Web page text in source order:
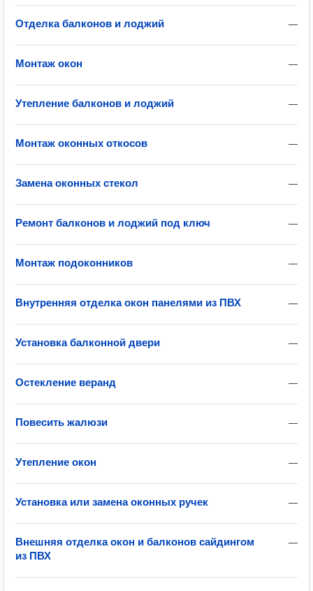
—
Отделка балконов и лоджий
—
Монтаж окон
—
Утепление балконов и лоджий
—
Монтаж оконных откосов
—
Замена оконных стекол
—
Ремонт балконов и лоджий под ключ
—
Монтаж подоконников
—
Внутренняя отделка окон панелями из ПВХ
—
Установка балконной двери
—
Остекление веранд
—
Повесить жалюзи
—
Утепление окон
—
Установка или замена оконных ручек
—
Внешняя отделка окон и балконов сайдингом
из ПВХ